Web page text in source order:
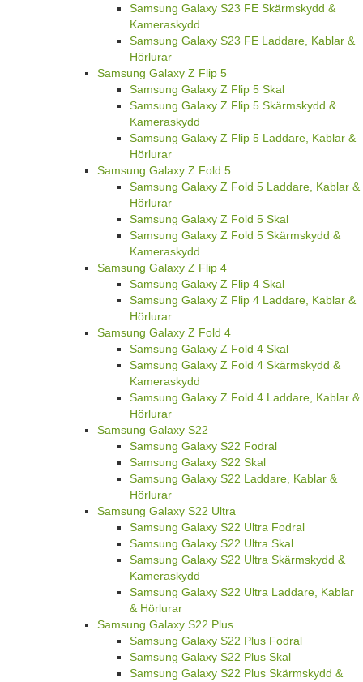
Samsung Galaxy S23 FE Skärmskydd &
Kameraskydd
Samsung Galaxy S23 FE Laddare, Kablar &
Hörlurar
Samsung Galaxy Z Flip 5
Samsung Galaxy Z Flip 5 Skal
Samsung Galaxy Z Flip 5 Skärmskydd &
Kameraskydd
Samsung Galaxy Z Flip 5 Laddare, Kablar &
Hörlurar
Samsung Galaxy Z Fold 5
Samsung Galaxy Z Fold 5 Laddare, Kablar &
Hörlurar
Samsung Galaxy Z Fold 5 Skal
Samsung Galaxy Z Fold 5 Skärmskydd &
Kameraskydd
Samsung Galaxy Z Flip 4
Samsung Galaxy Z Flip 4 Skal
Samsung Galaxy Z Flip 4 Laddare, Kablar &
Hörlurar
Samsung Galaxy Z Fold 4
Samsung Galaxy Z Fold 4 Skal
Samsung Galaxy Z Fold 4 Skärmskydd &
Kameraskydd
Samsung Galaxy Z Fold 4 Laddare, Kablar &
Hörlurar
Samsung Galaxy S22
Samsung Galaxy S22 Fodral
Samsung Galaxy S22 Skal
Samsung Galaxy S22 Laddare, Kablar &
Hörlurar
Samsung Galaxy S22 Ultra
Samsung Galaxy S22 Ultra Fodral
Samsung Galaxy S22 Ultra Skal
Samsung Galaxy S22 Ultra Skärmskydd &
Kameraskydd
Samsung Galaxy S22 Ultra Laddare, Kablar
& Hörlurar
Samsung Galaxy S22 Plus
Samsung Galaxy S22 Plus Fodral
Samsung Galaxy S22 Plus Skal
Samsung Galaxy S22 Plus Skärmskydd &